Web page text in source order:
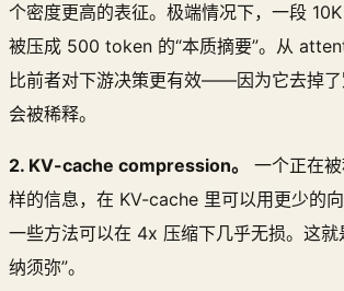
个密度更高的表征。极端情况下，一段
被压成 500 token 的“本质摘要”。从
比前者对下游决策更有效——因为它去掉
会被稀释。
2. KV-cache compression。
一个正在
样的信息，在 KV-cache 里可以用更少的
一些方法可以在 4x 压缩下几乎无损。这就
纳须弥”。